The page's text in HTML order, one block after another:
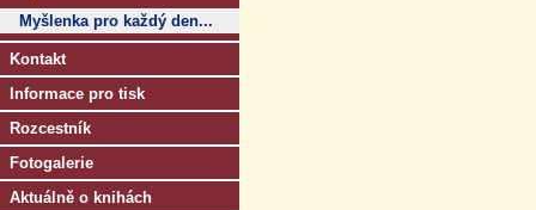
Myšlenka pro každý den...
Kontakt
Informace pro tisk
Rozcestník
Fotogalerie
Aktuálně o knihách